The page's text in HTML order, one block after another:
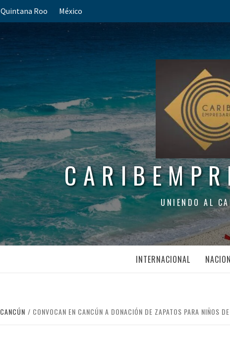
Quintana Roo México
UNIENDO AL
INTERNACIONAL
CANCÚN CONVOCAN EN CANCÚN A DONACIÓN DE ZAPATOS PARA NIÑOS